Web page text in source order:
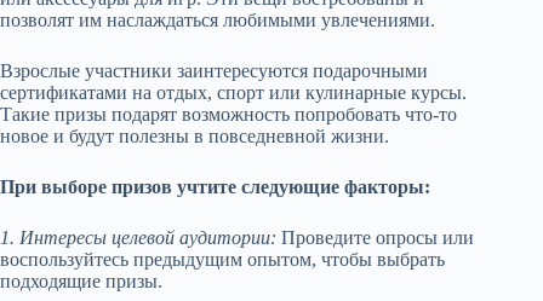
позволят им наслаждаться любимыми увлечениями.
Взрослые участники заинтересуются подарочными
сертификатами на отдых, спорт или кулинарные курсы.
Такие призы подарят возможность попробовать что-то
новое и будут полезны в повседневной жизни.
При выборе призов учтите следующие факторы:
1. Интересы целевой аудитории: Проведите опросы или
воспользуйтесь предыдущим опытом, чтобы выбрать
подходящие призы.